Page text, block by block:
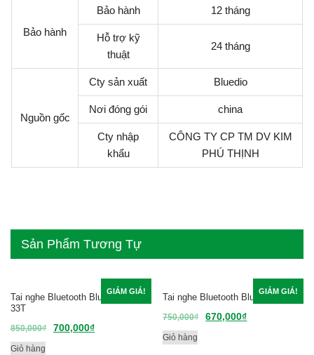
Bảo hành
Bảo hành 12 tháng
Hỗ trợ kỹ
thuật
24 tháng
Nguồn gốc
Cty sản xuất Bluedio
Nơi đóng gói china
Cty nhập
khẩu
CÔNG TY CP TM DV KIM
PHÚ THỊNH
Sản Phẩm Tương Tự
GIẢM GIÁ!
Tai nghe Bluetooth Bluedio DF
33T
850,000₫ 700,000₫
Giỏ hàng
GIẢM GIÁ!
Tai nghe Bluetooth Bluedio HT
750,000₫ 670,000₫
Giỏ hàng